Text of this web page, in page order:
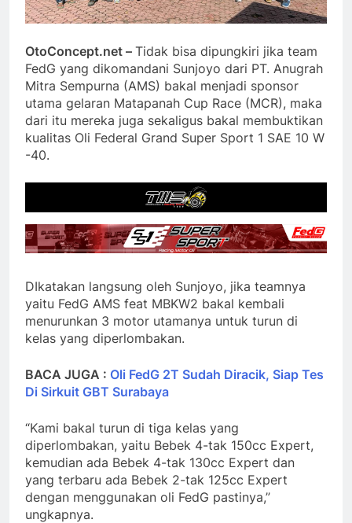
OtoConcept.net – Tidak bisa dipungkiri jika team
FedG yang dikomandani Sunjoyo dari PT. Anugrah
Mitra Sempurna (AMS) bakal menjadi sponsor
utama gelaran Matapanah Cup Race (MCR), maka
dari itu mereka juga sekaligus bakal membuktikan
kualitas Oli Federal Grand Super Sport 1 SAE 10 W
-40.
DIkatakan langsung oleh Sunjoyo, jika teamnya
yaitu FedG AMS feat MBKW2 bakal kembali
menurunkan 3 motor utamanya untuk turun di
kelas yang diperlombakan.
BACA JUGA : Oli FedG 2T Sudah Diracik, Siap Tes
Di Sirkuit GBT Surabaya
“Kami bakal turun di tiga kelas yang
diperlombakan, yaitu Bebek 4-tak 150cc Expert,
kemudian ada Bebek 4-tak 130cc Expert dan
yang terbaru ada Bebek 2-tak 125cc Expert
dengan menggunakan oli FedG pastinya,”
ungkapnya.